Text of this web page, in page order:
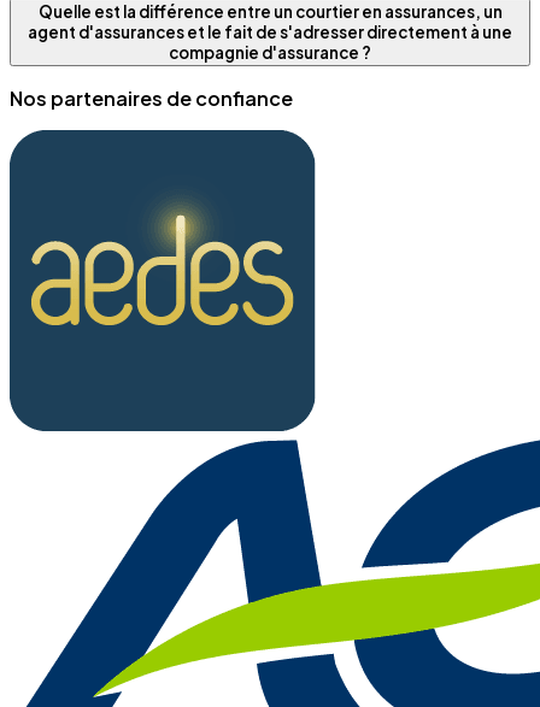
Quelle est la différence entre un courtier en assurances, un
agent d'assurances et le fait de s'adresser directement à une
compagnie d'assurance ?
Nos partenaires de confiance